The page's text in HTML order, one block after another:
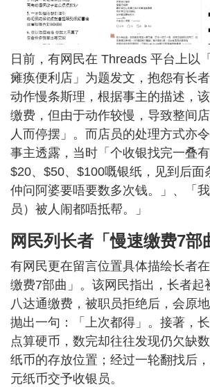
日前，有网民在 Threads 平台上以
瘫痪便利店」为题发文，抱怨有长
动作慢条斯理，根据事主的描述，
缴费，但由于动作较慢，导致整间
人而停摆」。而店员的处理方式亦
事主透露，当时「个收银找完一叠有
$20、$50、$100嘅银纸，见到后面
仲问阿婆要唔要数多次钱。」、「
员）被人闹都唔抵帮。」
网民列长者「慢速缴费7部
有网民更在留言位置具体描绘长者
缴费7部曲」。该网民指出，长者起
八达通缴费，被职员拒绝后，会原
抛出一句：「上次都得」。接著，
点算硬币，数完却往往发现仍欠缺
纸币的存放位置；经过一轮翻找后
元纸币交予收银员。